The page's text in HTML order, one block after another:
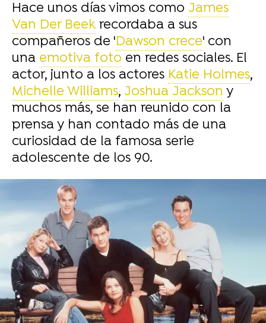
Hace unos días vimos como James
Van Der Beek recordaba a sus
compañeros de 'Dawson crece' con
una emotiva foto en redes sociales. El
actor, junto a los actores Katie Holmes,
Michelle Williams, Joshua Jackson y
muchos más, se han reunido con la
prensa y han contado más de una
curiosidad de la famosa serie
adolescente de los 90.
-